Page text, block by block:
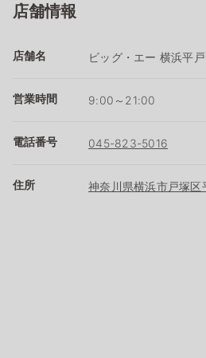
店舗情報
店舗名 ビッグ・エー 横浜平戸
営業時間 9:00～21:00
電話番号 045-823-5016
住所 神奈川県横浜市戸塚区